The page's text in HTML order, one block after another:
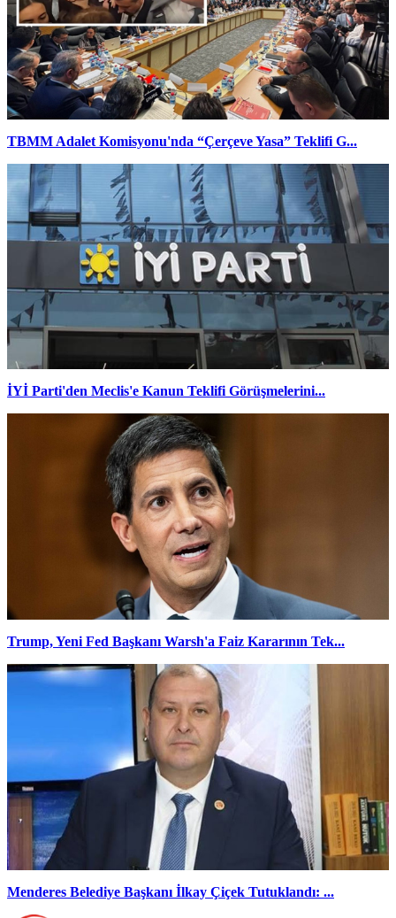
TBMM Adalet Komisyonu'nda “Çerçeve Yasa” Teklifi G...
İYİ Parti'den Meclis'e Kanun Teklifi Görüşmelerini...
Trump, Yeni Fed Başkanı Warsh'a Faiz Kararının Tek...
Menderes Belediye Başkanı İlkay Çiçek Tutuklandı: ...